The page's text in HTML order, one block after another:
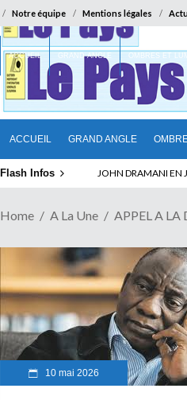
Notre équipe Mentions légales
ACCUEIL GRAND ANGLE
ACCUEIL GRAND ANGLE OMBRES ET
Flash Infos ABSENCE
Home A La Une APPEL A LA
10 mai 2026